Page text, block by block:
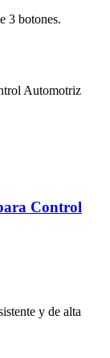
3 botones.
Control
y de alta